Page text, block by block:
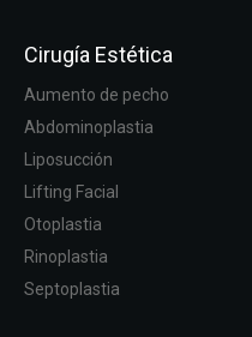
Cirugía Estética
Aumento de pecho
Abdominoplastia
Liposucción
Lifting Facial
Otoplastia
Rinoplastia
Septoplastia